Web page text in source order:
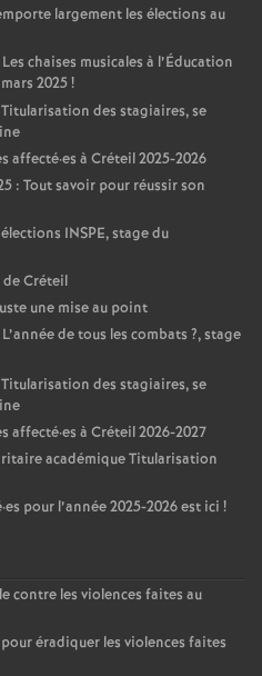
largement les élections au
chaises musicales à l’Éducation
2025!
des stagiaires, se
affecté·es à Créteil 2025-2026
: Tout savoir pour réussir son
INSPE, stage du
de Créteil
une mise au point
de tous les combats ?, stage
des stagiaires, se
affecté·es à Créteil 2026-2027
académique Titularisation
·es pour l’année 2025-2026 est ici !
contre les violences faites au
éradiquer les violences faites